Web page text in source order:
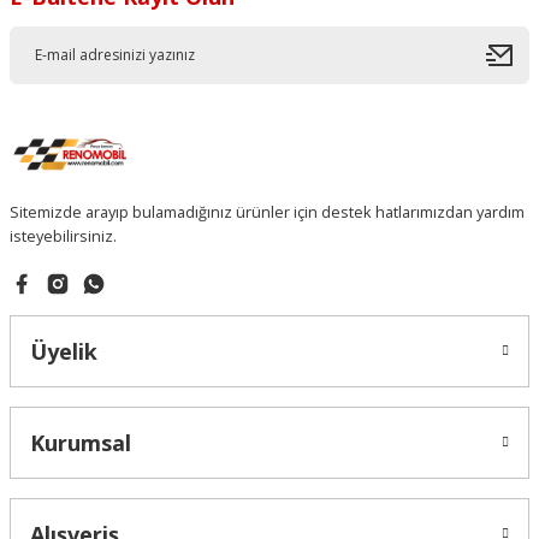
Sitemizde arayıp bulamadığınız ürünler için destek hatlarımızdan yardım
isteyebilirsiniz.
Üyelik
Kurumsal